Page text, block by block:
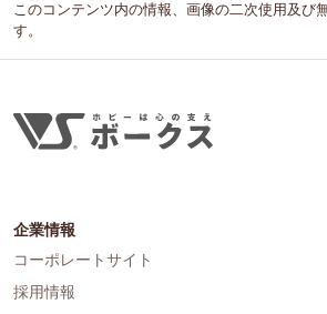
このコンテンツ内の情報、画像の二次使用及び
す。
企業情報
コーポレートサイト
採用情報